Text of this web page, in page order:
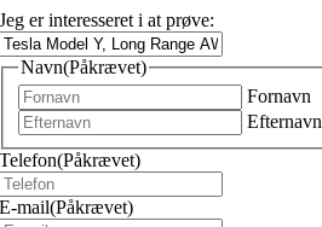
Jeg er interesseret i at prøve:
Navn(Påkrævet)
Fornavn
Efternavn
Telefon(Påkrævet)
E-mail(Påkrævet)